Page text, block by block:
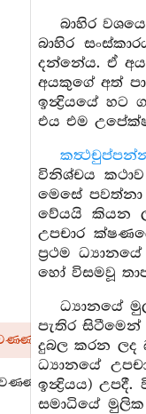
බාහිර
බාහිර
දන්නේය. ඒ
අයකුගේ අත්
ඉන්‍ද්‍රියයේ
එය එම
විනිශ්චය
මෙසේ
වේයයි කියන
උපචාර
ප්‍රථම
හෝ විසමවූ
ධ්‍යානයේ
පැතිර
දුබල කරන ලද
ධ්‍යානයේ
ඉන්‍ද්‍රියය)
සමාධියේ මුලික